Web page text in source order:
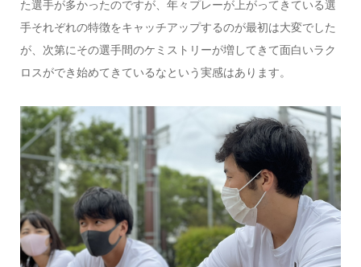
た選手が多かったのですが、年々プレーが上がってきている選
手それぞれの特徴をキャッチアップするのが最初は大変でした
が、次第にその選手間のケミストリーが増してきて面白いラク
ロスができ始めてきているなという実感はあります。